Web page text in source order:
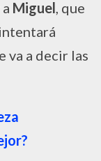
Miguel, que
va a decir las